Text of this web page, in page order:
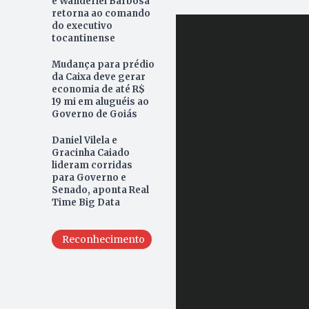
retorna ao comando
do executivo
tocantinense
Mudança para prédio
da Caixa deve gerar
economia de até R$
19 mi em aluguéis ao
Governo de Goiás
Daniel Vilela e
Gracinha Caiado
lideram corridas
para Governo e
Senado, aponta Real
Time Big Data
Reconhecimento